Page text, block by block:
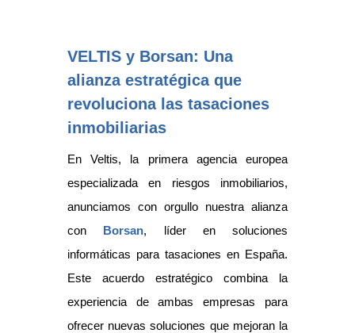
VELTIS y Borsan: Una
alianza estratégica que
revoluciona las tasaciones
inmobiliarias
En Veltis, la primera agencia europea
especializada en riesgos inmobiliarios,
anunciamos con orgullo nuestra alianza
con Borsan, líder en soluciones
informáticas para tasaciones en España.
Este acuerdo estratégico combina la
experiencia de ambas empresas para
ofrecer nuevas soluciones que mejoran la